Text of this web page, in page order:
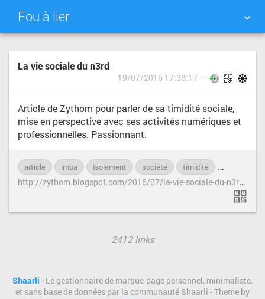
Fou à lier
NUAGE DE TAGS MUR D'IMAGES
La vie sociale du n3rd
19/07/2016 17:38:17
Article de Zythom pour parler de sa timidité sociale,
mise en perspective avec ses activités numériques et
professionnelles. Passionnant.
article imba isolement société timidité
h
ttp://zythom.blogspot.com/2016/07/la-vie-sociale-du-n3rd.html
2412 links
Shaarli - Le gestionnaire de marque-page personnel, minimaliste,
et sans base de données par la communauté Shaarli - Theme by